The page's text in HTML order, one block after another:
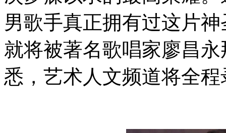
男歌手真正拥有过这片
就将被著名歌唱家廖昌
悉，艺术人文频道将全